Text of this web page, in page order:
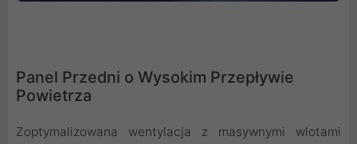
Panel Przedni o Wysokim Przepływie
Powietrza
Zoptymalizowana wentylacja z masywnymi wlotami